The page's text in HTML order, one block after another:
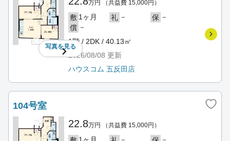
写真を見る
万円 （共益費 15,000円）
敷 1ヶ月 礼 － 保 －
償 －
1階 / 2DK / 40.13㎡
2026/08/08 更新
ハウスコム 五反田店
104号室
22.8万円 （共益費 15,000円）